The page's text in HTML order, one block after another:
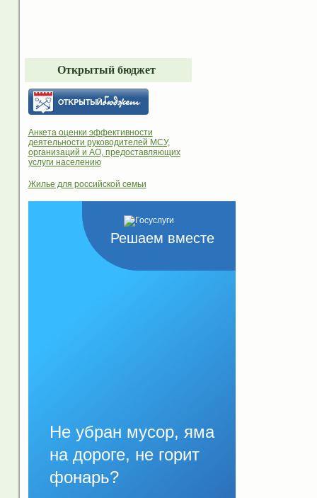
Открытый бюджет
Анкета оценки эффективности
деятельности руководителей МСУ,
организаций и АО, предоставляющих
услуги населению
Жилье для российской семьи
Решаем вместе
Не убран мусор, яма
на дороге, не горит
фонарь?